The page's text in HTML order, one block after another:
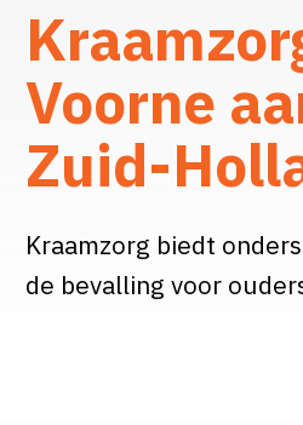
Voorne
Zuid-
Kraamzorg biedt
de bevalling voor